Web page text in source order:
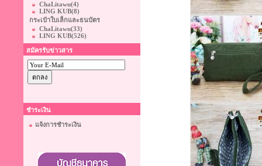
ChaLitawu(4)
LING KUB(8)
กระเป๋าใบเล็กและธนบัตร
ChaLitawu(33)
LING KUB(526)
สมัครรับข่าวสาร
ชำระเงิน
แจ้งการชำระเงิน